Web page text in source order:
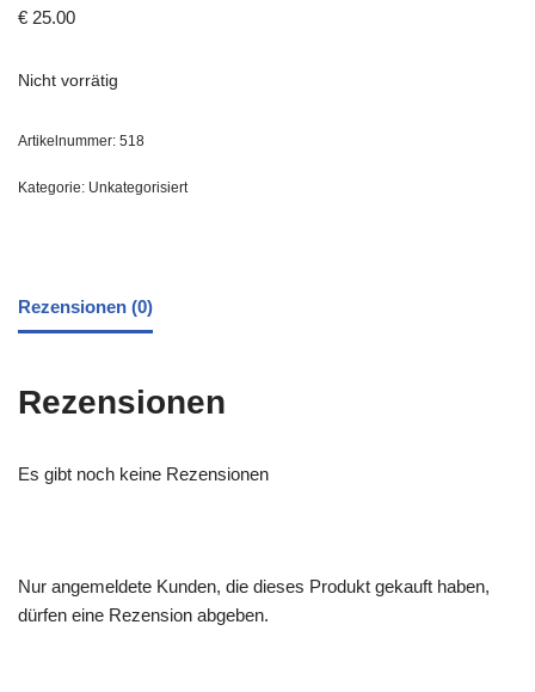
€ 25.00
Nicht vorrätig
Artikelnummer: 518
Kategorie: Unkategorisiert
Rezensionen (0)
Rezensionen
Es gibt noch keine Rezensionen
Nur angemeldete Kunden, die dieses Produkt gekauft haben,
dürfen eine Rezension abgeben.